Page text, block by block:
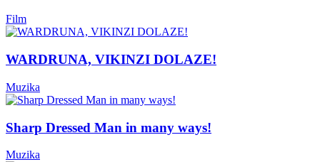
Film
WARDRUNA, VIKINZI DOLAZE!
Muzika
Sharp Dressed Man in many ways!
Muzika